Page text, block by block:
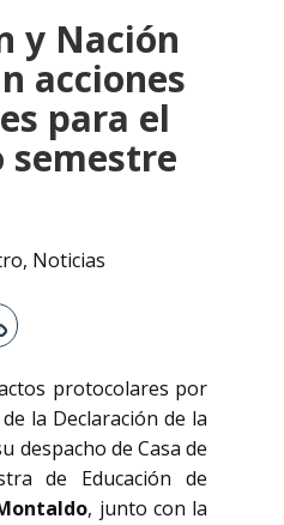
y Nación
acciones
para el
semestre
, Noticias
protocolares por
la Declaración de la
despacho de Casa de
de Educación de
, junto con la